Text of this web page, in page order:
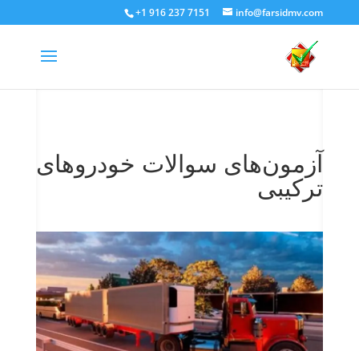
+1 916 237 7151 info@farsidmv.com
آزمون‌های سوالات خودروهای
ترکیبی